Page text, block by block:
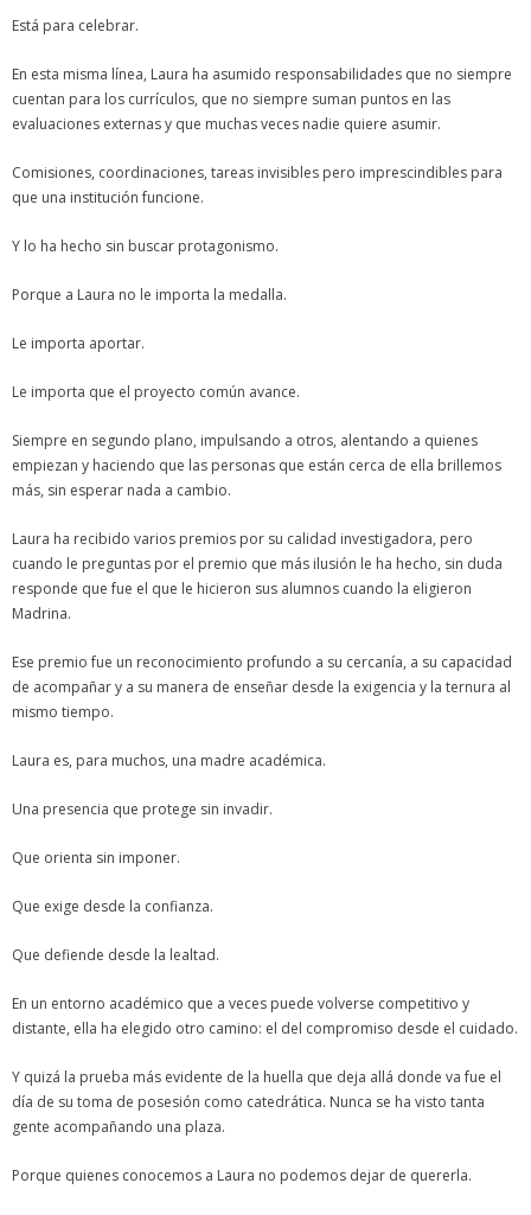
Está para celebrar.
En esta misma línea, Laura ha asumido responsabilidades que no siempre
cuentan para los currículos, que no siempre suman puntos en las
evaluaciones externas y que muchas veces nadie quiere asumir.
Comisiones, coordinaciones, tareas invisibles pero imprescindibles para
que una institución funcione.
Y lo ha hecho sin buscar protagonismo.
Porque a Laura no le importa la medalla.
Le importa aportar.
Le importa que el proyecto común avance.
Siempre en segundo plano, impulsando a otros, alentando a quienes
empiezan y haciendo que las personas que están cerca de ella brillemos
más, sin esperar nada a cambio.
Laura ha recibido varios premios por su calidad investigadora, pero
cuando le preguntas por el premio que más ilusión le ha hecho, sin duda
responde que fue el que le hicieron sus alumnos cuando la eligieron
Madrina.
Ese premio fue un reconocimiento profundo a su cercanía, a su capacidad
de acompañar y a su manera de enseñar desde la exigencia y la ternura al
mismo tiempo.
Laura es, para muchos, una madre académica.
Una presencia que protege sin invadir.
Que orienta sin imponer.
Que exige desde la confianza.
Que defiende desde la lealtad.
En un entorno académico que a veces puede volverse competitivo y
distante, ella ha elegido otro camino: el del compromiso desde el cuidado.
Y quizá la prueba más evidente de la huella que deja allá donde va fue el
día de su toma de posesión como catedrática. Nunca se ha visto tanta
gente acompañando una plaza.
Porque quienes conocemos a Laura no podemos dejar de quererla.